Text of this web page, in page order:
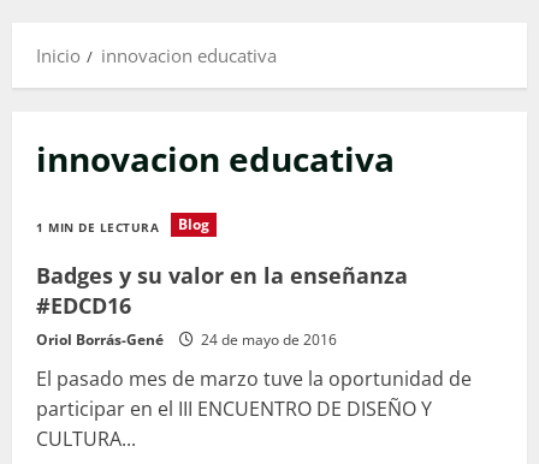
Inicio
innovacion educativa
innovacion educativa
1 MIN DE LECTURA Blog
Badges y su valor en la enseñanza
#EDCD16
Oriol Borrás-Gené 24 de mayo de 2016
El pasado mes de marzo tuve la oportunidad de
participar en el III ENCUENTRO DE DISEÑO Y
CULTURA...